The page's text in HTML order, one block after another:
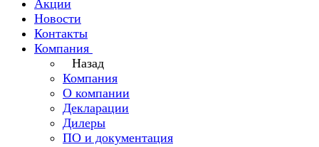
Акции
Новости
Контакты
Компания
Назад
Компания
О компании
Декларации
Дилеры
ПО и документация